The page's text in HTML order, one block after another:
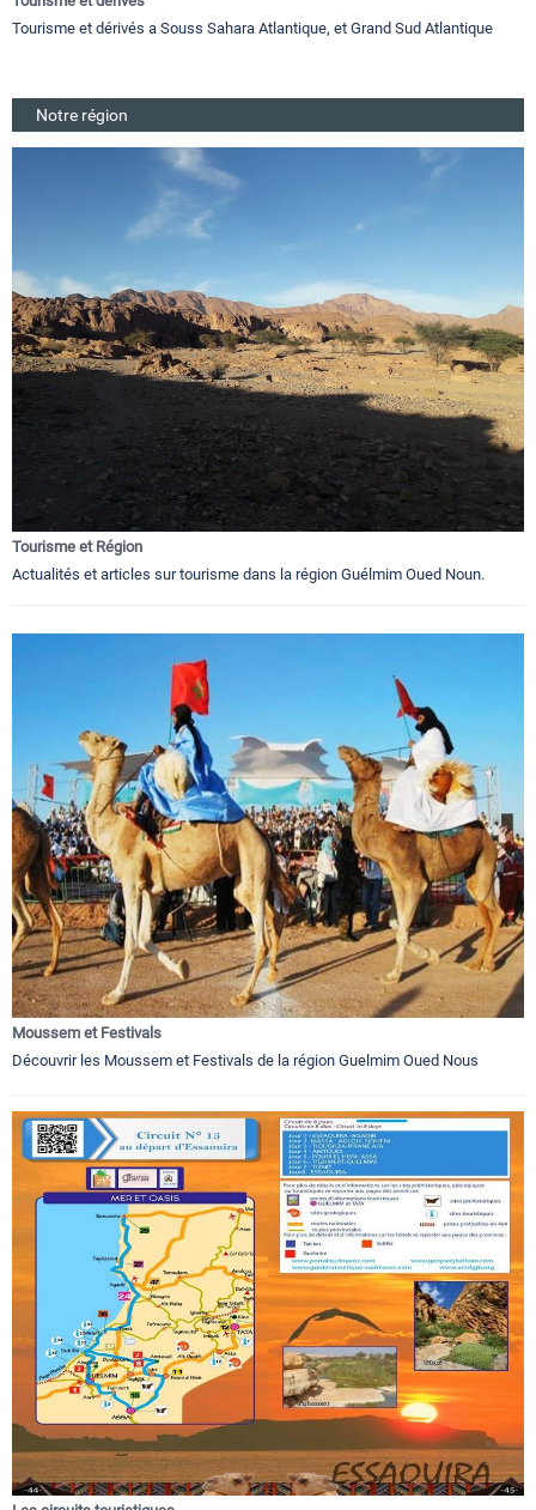
Tourisme et dérivés a Souss Sahara Atlantique, et Grand Sud Atlantique
Notre région
Tourisme et Région
Actualités et articles sur tourisme dans la région Guélmim Oued Noun.
Moussem et Festivals
Découvrir les Moussem et Festivals de la région Guelmim Oued Nous